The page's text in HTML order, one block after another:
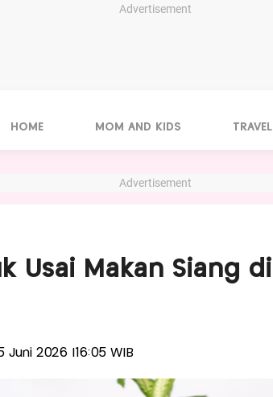
Advertisement
HOME MOM AND KIDS TRAVEL
Advertisement
Usai Makan Siang di
Juni 2026 |16:05 WIB